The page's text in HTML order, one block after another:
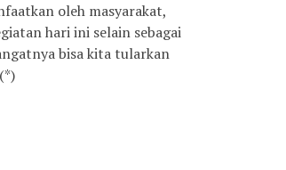
oleh masyarakat,
hari ini selain sebagai
bisa kita tularkan